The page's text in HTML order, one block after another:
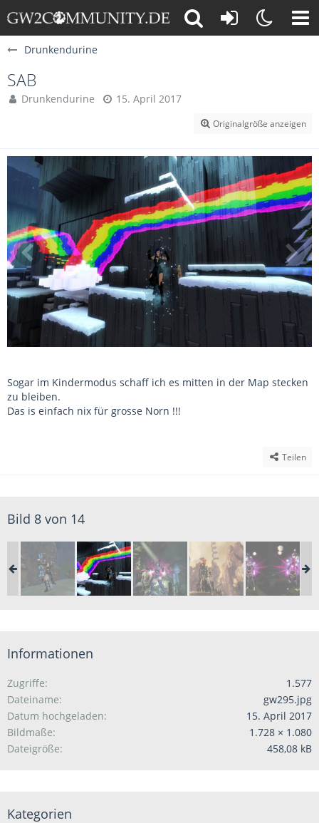
Drunkendurine
SAB
Drunkendurine 15. April 2017
Originalgröße anzeigen
Sogar im Kindermodus schaff ich es mitten in der Map stecken
zu bleiben.
Das is einfach nix für grosse Norn !!!
Teilen
Bild 8 von 14
Informationen
Zugriffe
1.577
Dateiname
gw295.jpg
Datum hochgeladen
15. April 2017
Bildmaße
1.728 × 1.080
Dateigröße
458,08 kB
Kategorien